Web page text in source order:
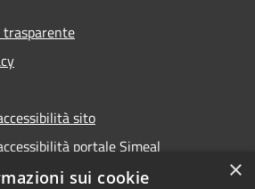
sito
portale Simeal
×
sui cookie